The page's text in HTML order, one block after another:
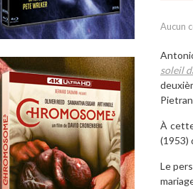
Aucun
soleil
À
(1953)
Le